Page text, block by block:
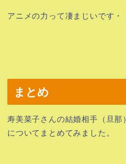
アニメの力って凄まじいです・
まとめ
寿美菜子さんの結婚相手（旦那
についてまとめてみました。